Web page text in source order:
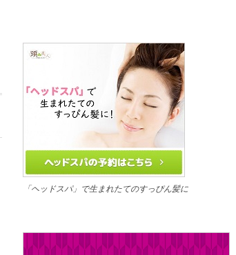
「ヘッドスパ」で生まれたてのすっぴん髪に